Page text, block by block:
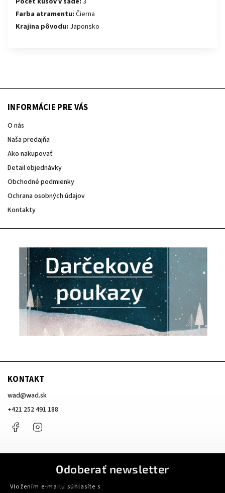
Farba atramentu: Čierna
Krajina pôvodu: Japonsko
INFORMÁCIE PRE VÁS
O nás
Naša predajňa
Ako nakupovať
Detail objednávky
Obchodné podmienky
Ochrana osobných údajov
Kontakty
KONTAKT
wad@wad.sk
+421 252 491 188
Facebook
Odoberať newsletter
Vložením e-mailu súhlasíte s